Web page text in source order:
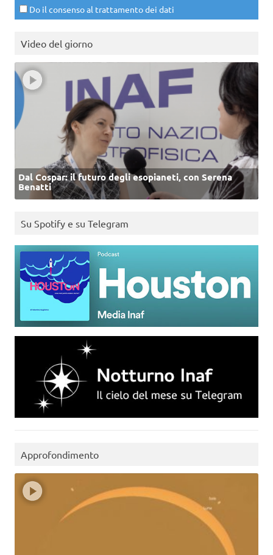
Do il consenso al trattamento dei dati
Video del giorno
Dal Cospar: il futuro degli esopianeti, con Serena
Benatti
Su Spotify e su Telegram
Approfondimento